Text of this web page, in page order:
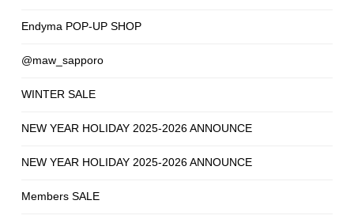
Endyma POP-UP SHOP
@maw_sapporo
WINTER SALE
NEW YEAR HOLIDAY 2025-2026 ANNOUNCE
NEW YEAR HOLIDAY 2025-2026 ANNOUNCE
Members SALE